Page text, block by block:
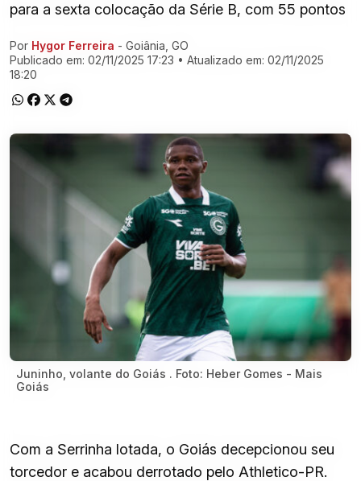
para a sexta colocação da Série B, com 55 pontos
Ir direto pra matéria
Por Hygor Ferreira - Goiânia, GO
Publicado em: 02/11/2025 17:23 • Atualizado em: 02/11/2025
18:20
Juninho, volante do Goiás . Foto: Heber Gomes - Mais
Goiás
Com a Serrinha lotada, o Goiás decepcionou seu
torcedor e acabou derrotado pelo Athletico-PR.